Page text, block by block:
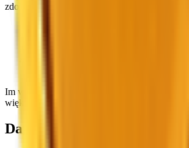
zdobyć zgłoszenia. Oto jak to działa:
Poczekaj na losowanie. Zwycięzcy
Im więcej zadań wykonasz, tym więcej
większe będą Twoje szanse na wygraną.
Darmowe MM2 Godlys